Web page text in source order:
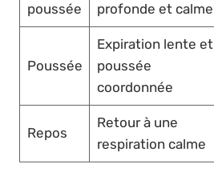
poussée
profonde et calme
Poussée
Expiration lente et
poussée
coordonnée
Repos
Retour à une
respiration calme